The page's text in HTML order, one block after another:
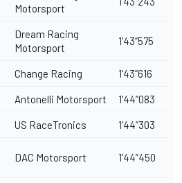
Motorsport
Dream Racing
Motorsport
1'43”575
Change Racing 1'43”616
Antonelli Motorsport 1'44”083
US RaceTronics 1'44”303
DAC Motorsport 1'44”450